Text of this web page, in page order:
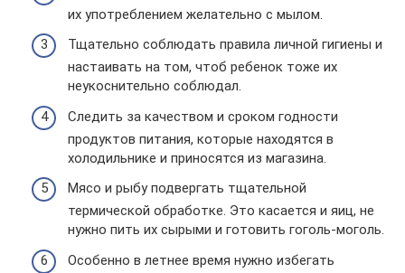
их употреблением желательно с мылом.
Тщательно соблюдать правила личной гигиены и
настаивать на том, чтоб ребенок тоже их
неукоснительно соблюдал.
Следить за качеством и сроком годности
продуктов питания, которые находятся в
холодильнике и приносятся из магазина.
Мясо и рыбу подвергать тщательной
термической обработке. Это касается и яиц, не
нужно пить их сырыми и готовить гоголь-моголь.
Особенно в летнее время нужно избегать